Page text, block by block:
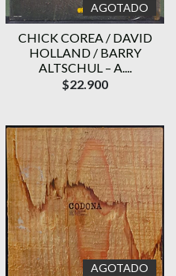
AGOTADO
CHICK COREA / DAVID
HOLLAND / BARRY
ALTSCHUL – A....
$22.900
AGOTADO